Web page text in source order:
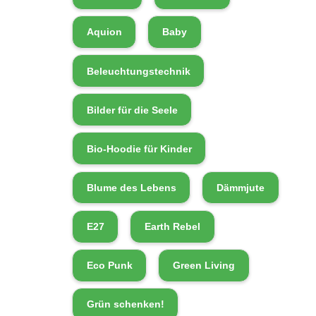
Aquion Baby
Beleuchtungstechnik
Bilder für die Seele
Bio-Hoodie für Kinder
Blume des Lebens Dämmjute
E27 Earth Rebel
Eco Punk Green Living
Grün schenken!